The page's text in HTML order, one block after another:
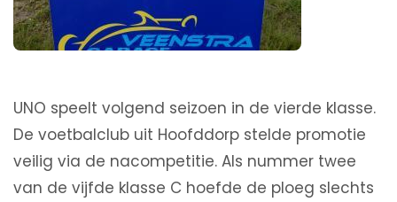
UNO speelt volgend seizoen in de vierde klasse.
De voetbalclub uit Hoofddorp stelde promotie
veilig via de nacompetitie. Als nummer twee
van de vijfde klasse C hoefde de ploeg slechts